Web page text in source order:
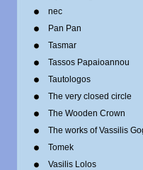
nec
Pan Pan
Tasmar
Tassos Papaioannou
Tautologos
The very closed circle
The Wooden Crown
The works of Vassilis
Tomek
Vasilis Lolos